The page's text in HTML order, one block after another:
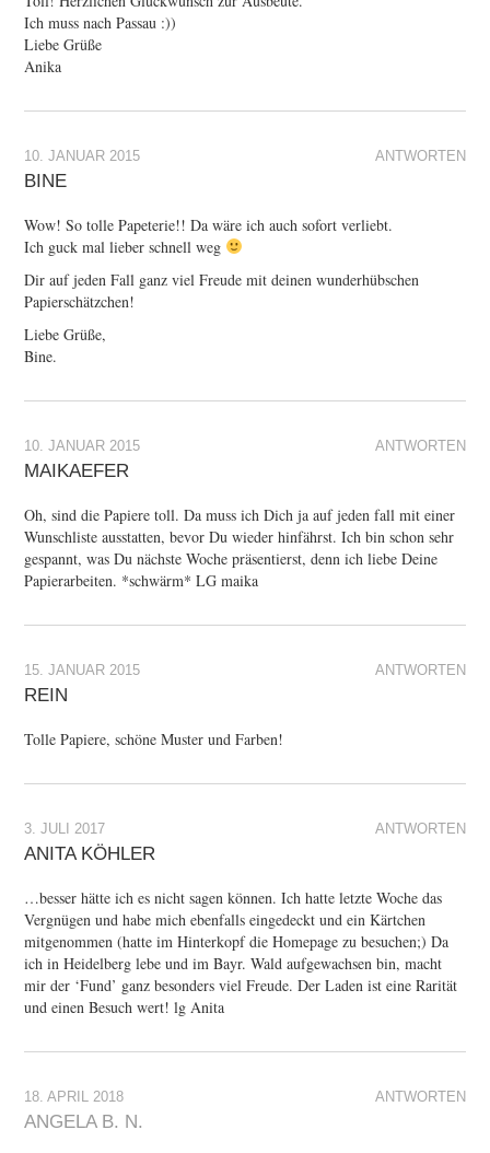
Ich muss nach Passau :))
Liebe Grüße
Anika
ANTWORTEN
10. JANUAR 2015
BINE
Wow! So tolle Papeterie!! Da wäre ich auch sofort verliebt.
Ich guck mal lieber schnell weg
Dir auf jeden Fall ganz viel Freude mit deinen wunderhübschen
Papierschätzchen!
Liebe Grüße,
Bine.
ANTWORTEN
10. JANUAR 2015
MAIKAEFER
Oh, sind die Papiere toll. Da muss ich Dich ja auf jeden fall mit einer
Wunschliste ausstatten, bevor Du wieder hinfährst. Ich bin schon sehr
gespannt, was Du nächste Woche präsentierst, denn ich liebe Deine
Papierarbeiten. *schwärm* LG maika
ANTWORTEN
15. JANUAR 2015
REIN
Tolle Papiere, schöne Muster und Farben!
ANTWORTEN
3. JULI 2017
ANITA KÖHLER
…besser hätte ich es nicht sagen können. Ich hatte letzte Woche das
Vergnügen und habe mich ebenfalls eingedeckt und ein Kärtchen
mitgenommen (hatte im Hinterkopf die Homepage zu besuchen;) Da
ich in Heidelberg lebe und im Bayr. Wald aufgewachsen bin, macht
mir der ‘Fund’ ganz besonders viel Freude. Der Laden ist eine Rarität
und einen Besuch wert! lg Anita
ANTWORTEN
18. APRIL 2018
ANGELA B. N.